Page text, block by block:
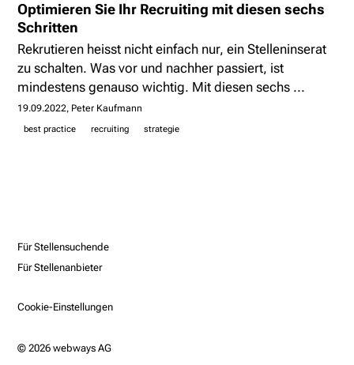
Optimieren Sie Ihr Recruiting mit diesen sechs
Schritten
Rekrutieren heisst nicht einfach nur, ein Stelleninserat
zu schalten. Was vor und nachher passiert, ist
mindestens genauso wichtig. Mit diesen sechs ...
19.09.2022 Peter Kaufmann
best practice recruiting strategie
Für Stellensuchende
Für Stellenanbieter
Cookie-Einstellungen
© 2026 webways AG